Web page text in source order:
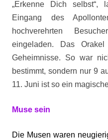
„Erkenne Dich selbst“,
Eingang des
hochverehrten
eingeladen. Das
Geheimnisse. So war
bestimmt, sondern nur 9
11. Juni ist so ein
Muse sein
Die Musen waren